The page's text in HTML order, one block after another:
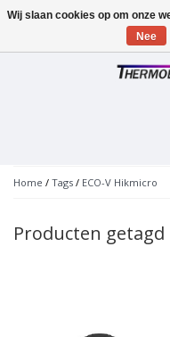
Toggle
Home / Tags / ECO-V Hikmicro
Producten getagd
Wij slaan cookies op om onze
Nee